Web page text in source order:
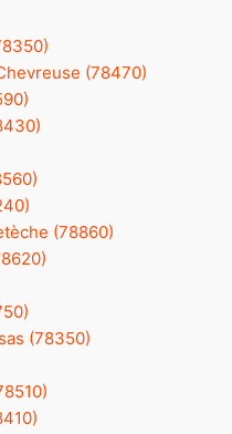
(78470)
(78860)
(78350)